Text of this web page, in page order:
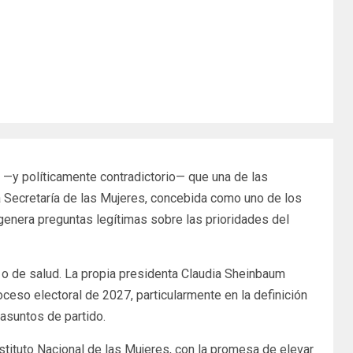
políticamente contradictorio— que una de las
de las Mujeres, concebida como uno de los
preguntas legítimas sobre las prioridades del
salud. La propia presidenta Claudia Sheinbaum
electoral de 2027, particularmente en la definición
de partido.
Nacional de las Mujeres, con la promesa de elevar